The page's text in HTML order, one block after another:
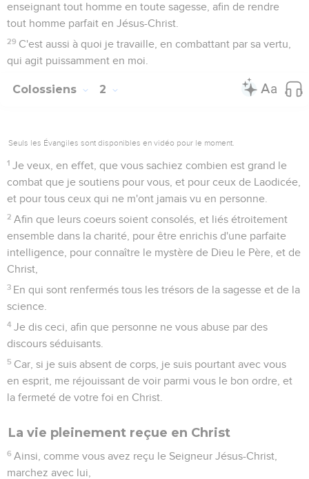
enseignant tout homme en toute sagesse, afin de rendre
tout homme parfait en Jésus-Christ.
29 C'est aussi à quoi je travaille, en combattant par sa vertu,
qui agit puissamment en moi.
Colossiens 2
Seuls les Évangiles sont disponibles en vidéo pour le moment.
1 Je veux, en effet, que vous sachiez combien est grand le
combat que je soutiens pour vous, et pour ceux de Laodicée,
et pour tous ceux qui ne m'ont jamais vu en personne.
2 Afin que leurs coeurs soient consolés, et liés étroitement
ensemble dans la charité, pour être enrichis d'une parfaite
intelligence, pour connaître le mystère de Dieu le Père, et de
Christ,
3 En qui sont renfermés tous les trésors de la sagesse et de la
science.
4 Je dis ceci, afin que personne ne vous abuse par des
discours séduisants.
5 Car, si je suis absent de corps, je suis pourtant avec vous
en esprit, me réjouissant de voir parmi vous le bon ordre, et
la fermeté de votre foi en Christ.
La vie pleinement reçue en Christ
6 Ainsi, comme vous avez reçu le Seigneur Jésus-Christ,
marchez avec lui,